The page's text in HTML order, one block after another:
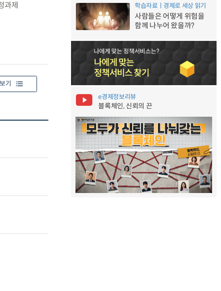
과제
기
학습자료ㅣ경제로 세상 읽기
사람들은 어떻게 위험을
함께 나누어 왔을까?
e경제정보리뷰
블록체인, 신뢰의 끈